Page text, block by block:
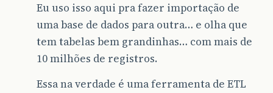
Eu uso isso aqui pra fazer importação de
uma base de dados para outra… e olha que
tem tabelas bem grandinhas… com mais de
10 milhões de registros.
Essa na verdade é uma ferramenta de ETL